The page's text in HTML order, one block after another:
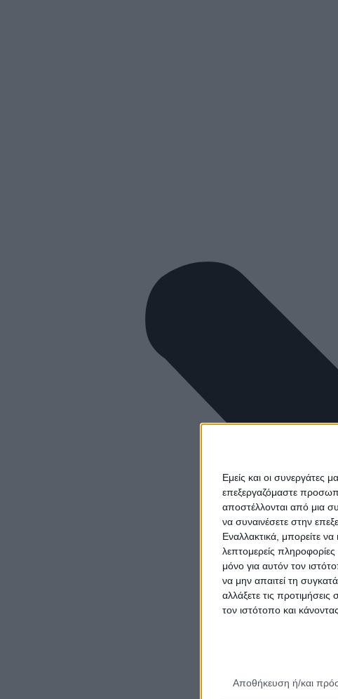
Εμείς και οι
επεξεργαζόμαστε
αποστέλλονται από μια
να συναινέσετε στην
Εναλλακτικά, μπορείτε
λεπτομερείς
μόνο για αυτόν τον
να μην απαιτεί τη
αλλάξετε τις
τον ιστότοπο και
Αποθήκευση ή/και